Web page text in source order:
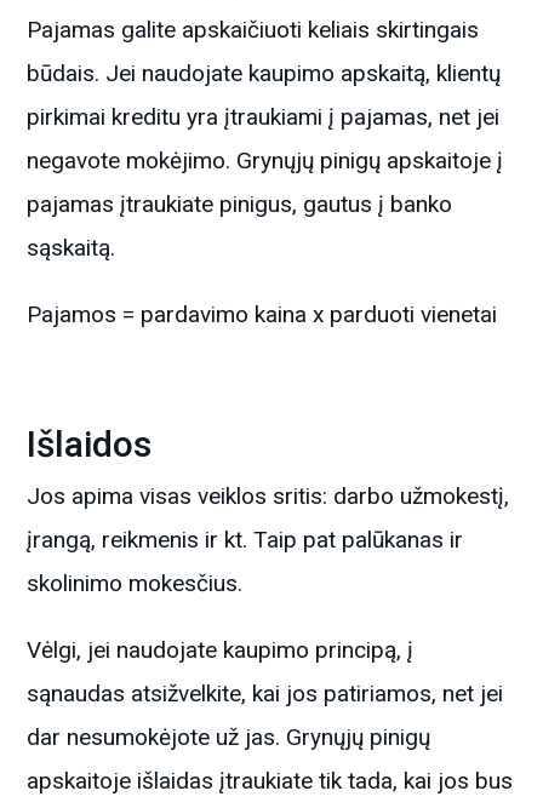
Pajamas galite apskaičiuoti keliais skirtingais
būdais. Jei naudojate kaupimo apskaitą, klientų
pirkimai kreditu yra įtraukiami į pajamas, net jei
negavote mokėjimo. Grynųjų pinigų apskaitoje į
pajamas įtraukiate pinigus, gautus į banko
sąskaitą.
Pajamos = pardavimo kaina x parduoti vienetai
Išlaidos
Jos apima visas veiklos sritis: darbo užmokestį,
įrangą, reikmenis ir kt. Taip pat palūkanas ir
skolinimo mokesčius.
Vėlgi, jei naudojate kaupimo principą, į
sąnaudas atsižvelkite, kai jos patiriamos, net jei
dar nesumokėjote už jas. Grynųjų pinigų
apskaitoje išlaidas įtraukiate tik tada, kai jos bus